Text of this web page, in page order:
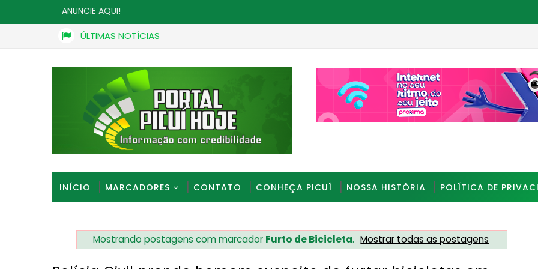
ANUNCIE AQUI!
ÚLTIMAS NOTÍCIAS
INÍCIO MARCADORES CONTATO CONHEÇA PICUÍ NOSSA HISTÓRIA POLÍTICA DE
Mostrando postagens com marcador Furto de Bicicleta. Mostrar todas as postagens